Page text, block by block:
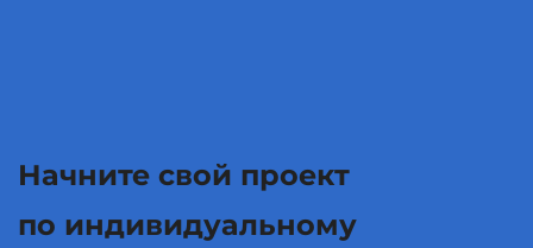
Начните свой проект
по индивидуальному